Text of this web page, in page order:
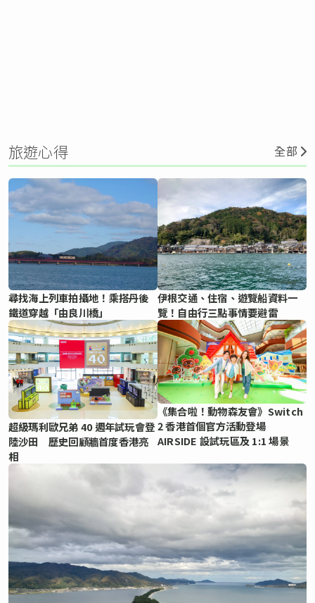
旅遊心得 全部
尋找海上列車拍攝地！乘搭丹後
鐵道穿越「由良川橋」
伊根交通、住宿、遊覽船資料一
覽！自由行三點事情要避雷
超級瑪利歐兄弟 40 週年試玩會登
陸沙田 歷史回顧牆首度香港亮
相
《集合啦！動物森友會》Switch
2 香港首個官方活動登場
AIRSIDE 設試玩區及 1:1 場景